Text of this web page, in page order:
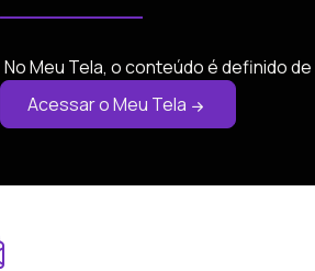
No Meu Tela, o conteúdo é definido
Acessar o Meu Tela